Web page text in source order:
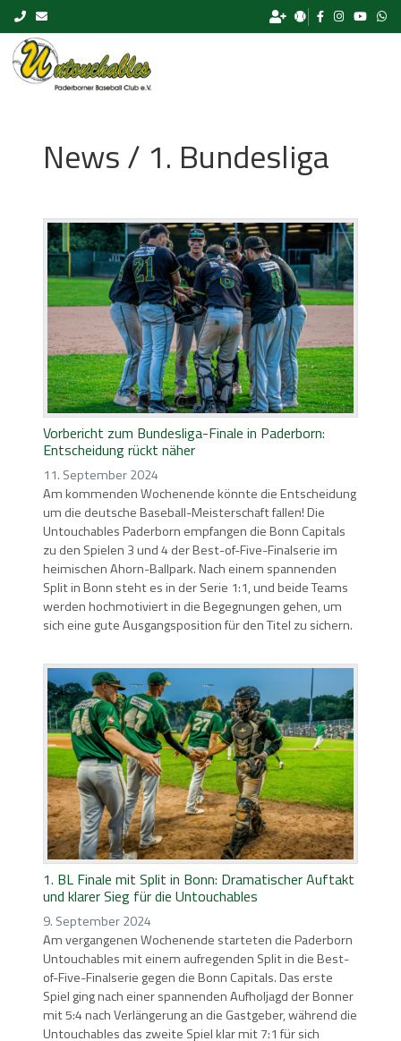
Skip to content
News / 1. Bundesliga
Vorbericht zum Bundesliga-Finale in Paderborn:
Entscheidung rückt näher
11. September 2024
Am kommenden Wochenende könnte die Entscheidung
um die deutsche Baseball-Meisterschaft fallen! Die
Untouchables Paderborn empfangen die Bonn Capitals
zu den Spielen 3 und 4 der Best-of-Five-Finalserie im
heimischen Ahorn-Ballpark. Nach einem spannenden
Split in Bonn steht es in der Serie 1:1, und beide Teams
werden hochmotiviert in die Begegnungen gehen, um
sich eine gute Ausgangsposition für den Titel zu sichern.
1. BL Finale mit Split in Bonn: Dramatischer Auftakt
und klarer Sieg für die Untouchables
9. September 2024
Am vergangenen Wochenende starteten die Paderborn
Untouchables mit einem aufregenden Split in die Best-
of-Five-Finalserie gegen die Bonn Capitals. Das erste
Spiel ging nach einer spannenden Aufholjagd der Bonner
mit 5:4 nach Verlängerung an die Gastgeber, während die
Untouchables das zweite Spiel klar mit 7:1 für sich